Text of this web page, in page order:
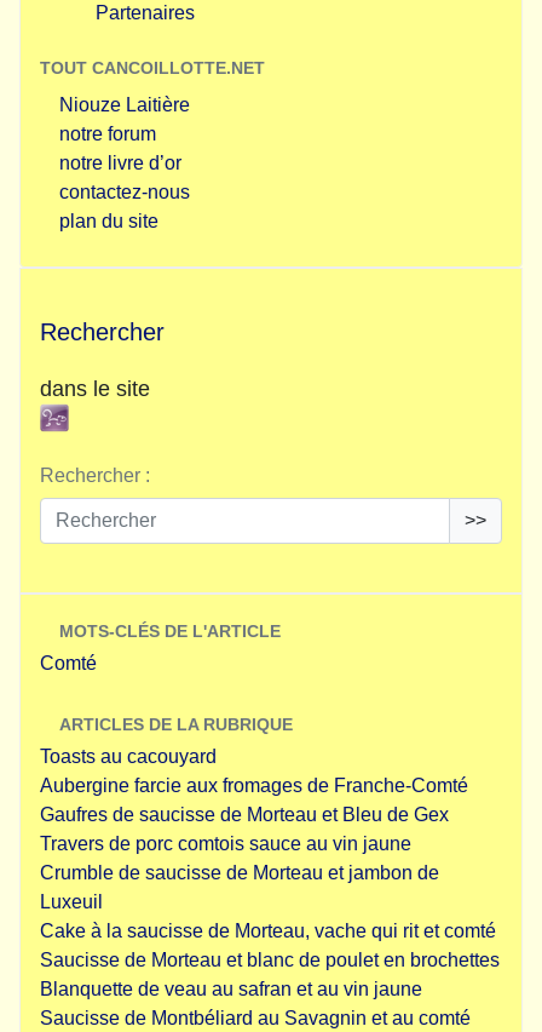
Partenaires
TOUT CANCOILLOTTE.NET
Niouze Laitière
notre forum
notre livre d’or
contactez-nous
plan du site
Rechercher
dans le site
Rechercher :
>>
MOTS-CLÉS DE L'ARTICLE
Comté
ARTICLES DE LA RUBRIQUE
Toasts au cacouyard
Aubergine farcie aux fromages de Franche-Comté
Gaufres de saucisse de Morteau et Bleu de Gex
Travers de porc comtois sauce au vin jaune
Crumble de saucisse de Morteau et jambon de
Luxeuil
Cake à la saucisse de Morteau, vache qui rit et comté
Saucisse de Morteau et blanc de poulet en brochettes
Blanquette de veau au safran et au vin jaune
Saucisse de Montbéliard au Savagnin et au comté